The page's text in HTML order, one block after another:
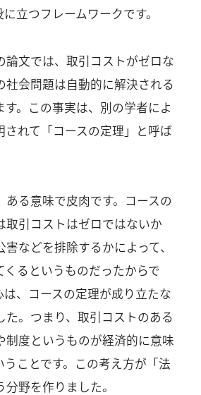
立つフレームワークです。
論文では、取引コストがゼロな
社会問題は自動的に解決される
す。この事実は、別の学者によ
されて「コースの定理」と呼ば
ある意味で皮肉です。コースの
取引コストはゼロではないか
などを排除するかによって、
くるというものだったからで
は、コースの定理が成り立たな
た。つまり、取引コストのある
制度というものが経済的に意味
うことです。この考え方が「法
野を作りました。